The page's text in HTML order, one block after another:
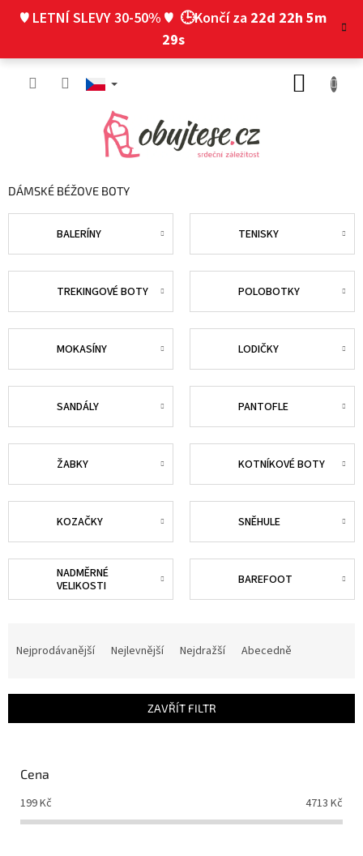
♥ LETNÍ SLEVY 30-50% ♥ 🕒Končí za 22d 22h 5m
28s
DÁMSKÉ BÉŽOVE BOTY
BALERÍNY TENISKY
TREKINGOVÉ BOTY POLOBOTKY
MOKASÍNY LODIČKY
SANDÁLY PANTOFLE
ŽABKY KOTNÍKOVÉ BOTY
KOZAČKY SNĚHULE
NADMĚRNÉ
VELIKOSTI
BAREFOOT
í
Nejprodávanější Nejlevnější Nejdražší Abecedně
ZAVŘÍT FILTR
Cena
199Kč 4713 Kč